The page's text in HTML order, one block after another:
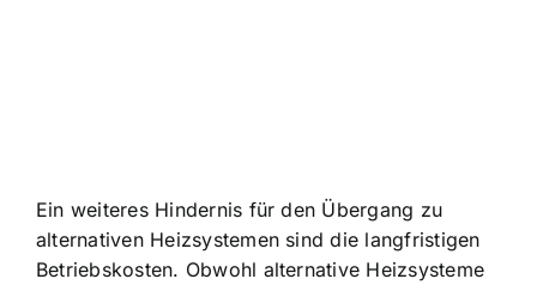
Ein weiteres Hindernis für den Übergang zu
alternativen Heizsystemen sind die langfristigen
Betriebskosten. Obwohl alternative Heizsysteme